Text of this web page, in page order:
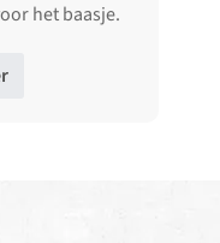
het baasje.